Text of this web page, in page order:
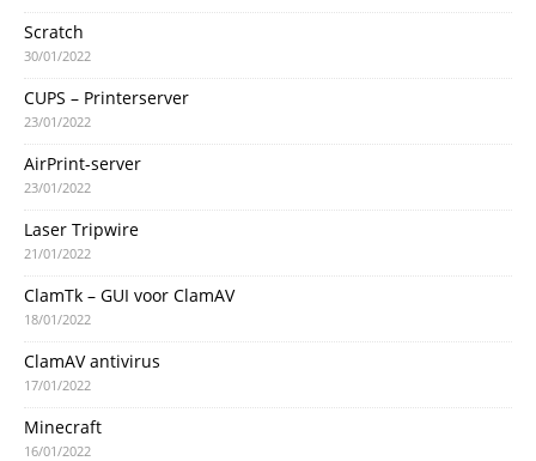
Scratch
30/01/2022
CUPS – Printerserver
23/01/2022
AirPrint-server
23/01/2022
Laser Tripwire
21/01/2022
ClamTk – GUI voor ClamAV
18/01/2022
ClamAV antivirus
17/01/2022
Minecraft
16/01/2022